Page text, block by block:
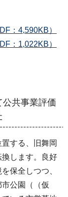
：4,590KB）
：1,022KB）
公共事業評価
する、旧舞岡
します。良好
保全しつつ、
公園（（仮